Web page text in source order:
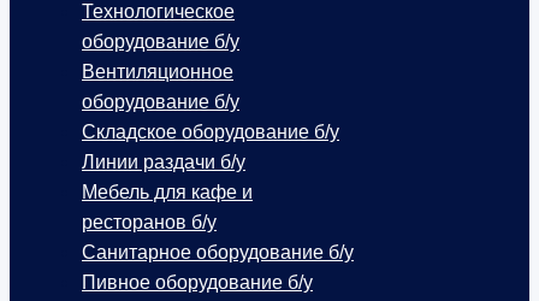
Технологическое
оборудование б/у
Вентиляционное
оборудование б/у
Складское оборудование б/у
Линии раздачи б/у
Мебель для кафе и
ресторанов б/у
Санитарное оборудование б/у
Пивное оборудование б/у